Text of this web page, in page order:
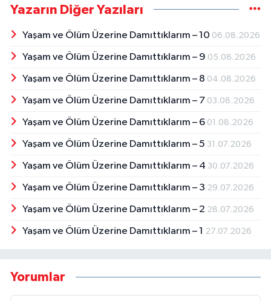
Yazarın Diğer Yazıları
Yaşam ve Ölüm Üzerine Damıttıklarım – 10 06.08.2026
Yaşam ve Ölüm Üzerine Damıttıklarım – 9 05.08.2026
Yaşam ve Ölüm Üzerine Damıttıklarım – 8 04.08.2026
Yaşam ve Ölüm Üzerine Damıttıklarım – 7 03.08.2026
Yaşam ve Ölüm Üzerine Damıttıklarım – 6 01.08.2026
Yaşam ve Ölüm Üzerine Damıttıklarım – 5 31.07.2026
Yaşam ve Ölüm Üzerine Damıttıklarım – 4 30.07.2026
Yaşam ve Ölüm Üzerine Damıttıklarım – 3 29.07.2026
Yaşam ve Ölüm Üzerine Damıttıklarım – 2 28.07.2026
Yaşam ve Ölüm Üzerine Damıttıklarım – 1 27.07.2026
Yorumlar